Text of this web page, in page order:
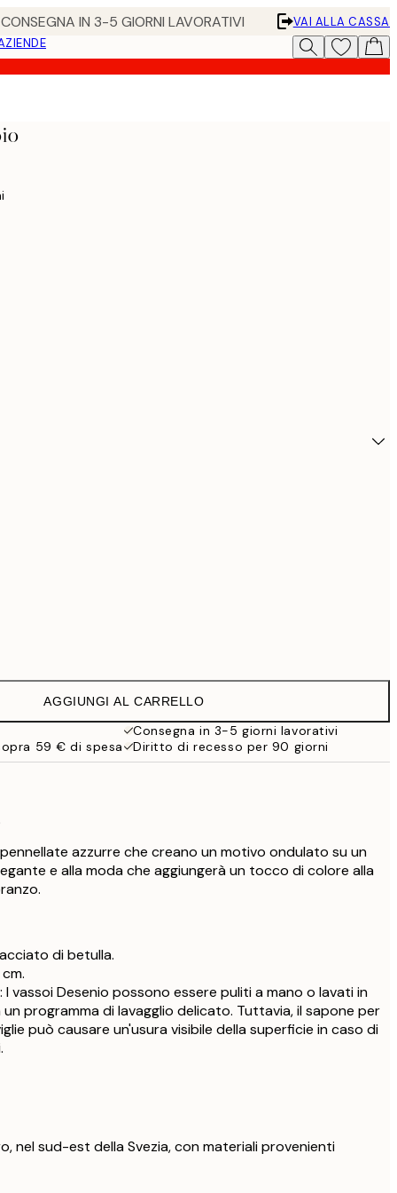
IN 3-5 GIORNI LAVORATIVI
VAI ALLA CASSA
AGGIUNGI AL CARRELLO
Consegna in 3-5 giorni lavorativi
59 € di spesa
Diritto di recesso per 90 giorni
azzurre che creano un motivo ondulato su un
e alla moda che aggiungerà un tocco di colore alla
di betulla.
I vassoi Desenio possono essere puliti a mano o lavati in
programma di lavagglio delicato. Tuttavia, il sapone per
può causare un'usura visibile della superficie in caso di
nel sud-est della Svezia, con materiali provenienti